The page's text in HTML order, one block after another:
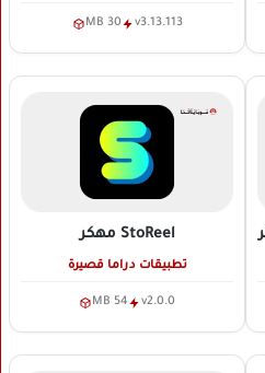
v3.13.113
30 MB
StoReel مهكر
تطبيقات دراما قصيرة
v2.0.0
54 MB